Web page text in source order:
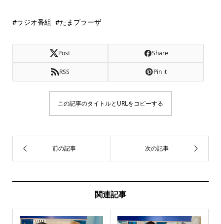
#ラジオ番組 #たまプラーザ
Post Share
RSS Pin it
この記事のタイトルとURLをコピーする
関連記事